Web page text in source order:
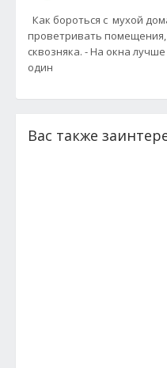
Как бороться с мухой
проветривать
сквозняка. - На окна
один
Вас также